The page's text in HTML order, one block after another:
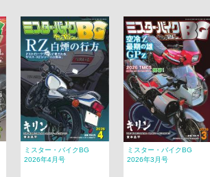
ミスター・バイクBG
2026年4月号
ミスター・バイクBG
2026年3月号